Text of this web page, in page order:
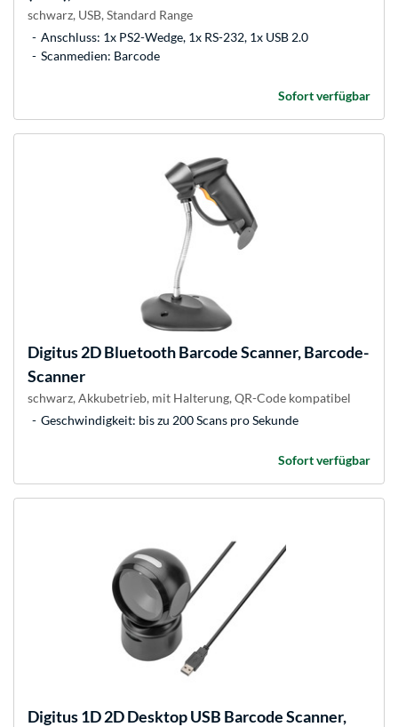
schwarz, USB, Standard Range
Anschluss: 1x PS2-Wedge, 1x RS-232, 1x USB 2.0
Scanmedien: Barcode
Sofort verfügbar
Digitus2D Bluetooth Barcode Scanner, Barcode-
Scanner
schwarz, Akkubetrieb, mit Halterung, QR-Code kompatibel
Geschwindigkeit: bis zu 200 Scans pro Sekunde
Sofort verfügbar
Digitus1D 2D Desktop USB Barcode Scanner,